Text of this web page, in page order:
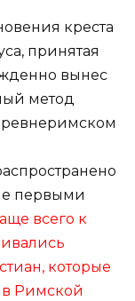
креста
принятая
вынес
метод
первыми
всего к
которые
Римской